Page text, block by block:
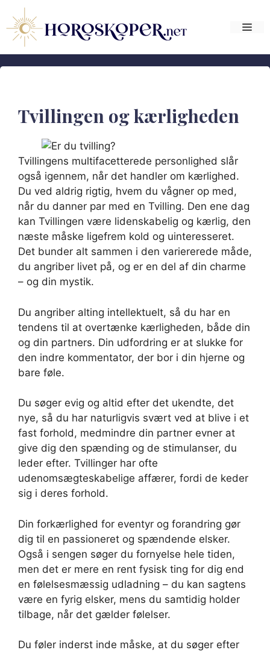
indhold
Tvillingen og kærligheden
Tvillingens multifacetterede personlighed slår
også igennem, når det handler om kærlighed.
Du ved aldrig rigtig, hvem du vågner op med,
når du danner par med en Tvilling. Den ene dag
kan Tvillingen være lidenskabelig og kærlig, den
næste måske ligefrem kold og uinteresseret.
Det bunder alt sammen i den variererede måde,
du angriber livet på, og er en del af din charme
– og din mystik.
Du angriber alting intellektuelt, så du har en
tendens til at overtænke kærligheden, både din
og din partners. Din udfordring er at slukke for
den indre kommentator, der bor i din hjerne og
bare føle.
Du søger evig og altid efter det ukendte, det
nye, så du har naturligvis svært ved at blive i et
fast forhold, medmindre din partner evner at
give dig den spænding og de stimulanser, du
leder efter. Tvillinger har ofte
udenomsægteskabelige affærer, fordi de keder
sig i deres forhold.
Din forkærlighed for eventyr og forandring gør
dig til en passioneret og spændende elsker.
Også i sengen søger du fornyelse hele tiden,
men det er mere en rent fysisk ting for dig end
en følelsesmæssig udladning – du kan sagtens
være en fyrig elsker, mens du samtidig holder
tilbage, når det gælder følelser.
Du føler inderst inde måske, at du søger efter